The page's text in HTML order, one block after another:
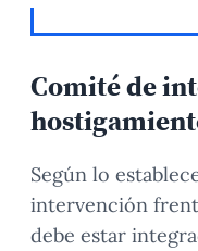
Comité de
Según lo
intervención
debe estar